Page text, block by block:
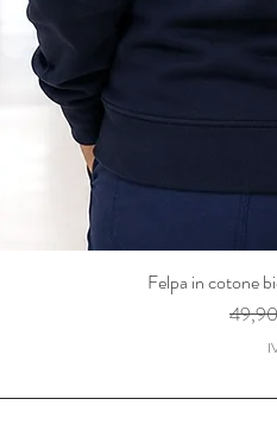
Felpa in cotone